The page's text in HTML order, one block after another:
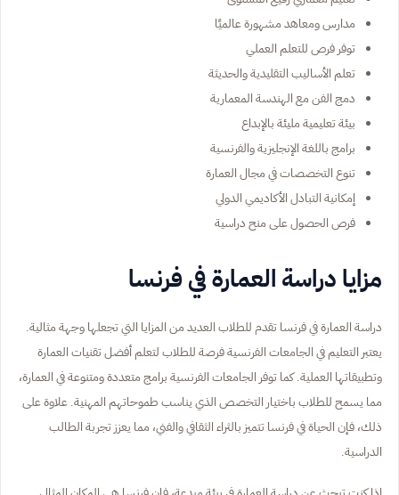
مدارس ومعاهد مشهورة عالميًا
توفر فرص للتعلم العملي
تعلم الأساليب التقليدية والحديثة
دمج الفن مع الهندسة المعمارية
بيئة تعليمية مليئة بالإبداع
برامج باللغة الإنجليزية والفرنسية
تنوع التخصصات في مجال العمارة
إمكانية التبادل الأكاديمي الدولي
فرص الحصول على منح دراسية
مزايا دراسة العمارة في فرنسا
دراسة العمارة في فرنسا تقدم للطلاب العديد من المزايا التي تجعلها وجهة مثالية.
يعتبر التعليم في الجامعات الفرنسية فرصة للطلاب لتعلم أفضل تقنيات العمارة
وتطبيقاتها العملية. كما توفر الجامعات الفرنسية برامج متعددة ومتنوعة في العمارة،
مما يسمح للطلاب باختيار التخصص الذي يناسب طموحاتهم المهنية. علاوة على
ذلك، فإن الحياة في فرنسا تتميز بالثراء الثقافي والفني، مما يعزز تجربة الطالب
الدراسية.